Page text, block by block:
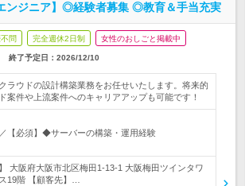
ンジニア】◎経験者募集 ◎教育＆手当充実
問 完全週休2日制 女性のおしごと掲載中
終了予定日： 2026/12/10
ラウドの設計構築業務をお任せいたします。将来的
案件や上流案件へのキャリアアップも可能です！
【必須】◆サーバーの構築・運用経験
】 大阪府大阪市北区梅田1-13-1 大阪梅田ツインタワ
19階 【顧客先】…